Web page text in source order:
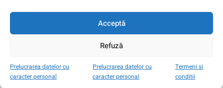
Acceptă
Refuză
Prelucrarea datelor cu
caracter personal
Prelucrarea datelor cu
caracter personal
Termeni si
conditii
Magazin Search Wishlist